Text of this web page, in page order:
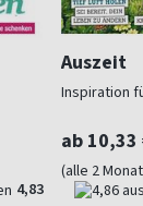
4,83
Auszeit
Inspiration
ab 10,33
(alle 2